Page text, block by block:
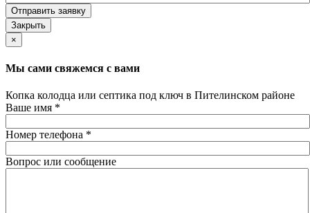
Отправить заявку
Закрыть
×
Мы сами свяжемся с вами
Копка колодца или септика под ключ в Пителинском районе
Ваше имя *
Номер телефона *
Вопрос или сообщение